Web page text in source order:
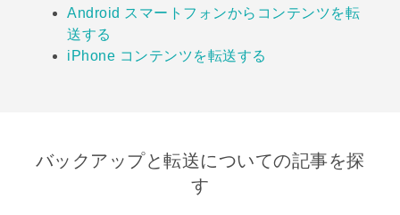
Android スマートフォンからコンテンツを転
送する
iPhone コンテンツを転送する
バックアップと転送についての記事を探
す